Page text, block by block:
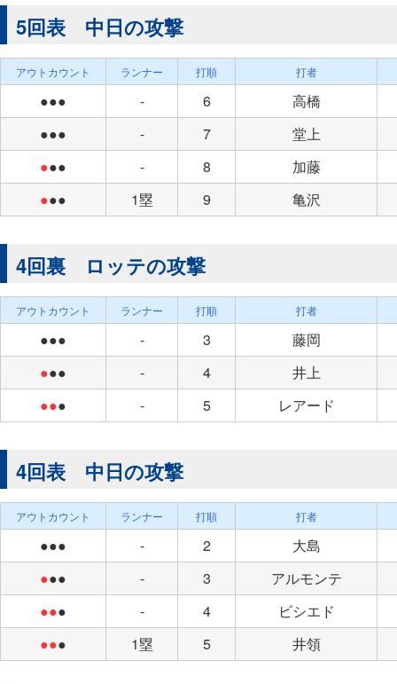
5回表 中日の攻撃
アウトカウント ランナー 打順 打者
●●● - 6
高橋
●●●
- 7
堂上
●●● - 8
加藤
●●● 1塁 9 亀沢
4回裏 ロッテの攻撃
アウトカウント ランナー 打順 打者
●●● - 3
藤岡
●●● - 4
井上
●●● - 5 レアード
4回表 中日の攻撃
アウトカウント ランナー 打順 打者
●●● - 2
大島
●●● - 3
アルモンテ
●●● - 4
ビシエド
●●● 1塁 5 井領